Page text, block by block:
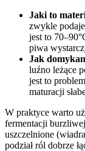
Jaki to
zwykle
jest to
piwa
Jak
luźno leżące
jest to
maturacji
W praktyce warto
fermentacji
uszczelnione
podział ról dobrze